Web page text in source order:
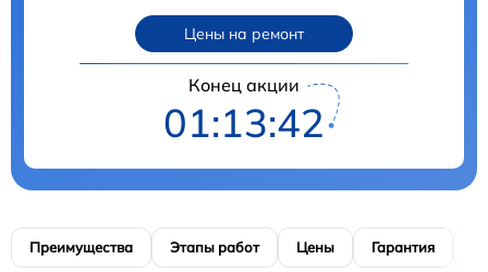
Цены на ремонт
Конец акции
01:13:41
Преимущества Этапы работ Цены Гарантия